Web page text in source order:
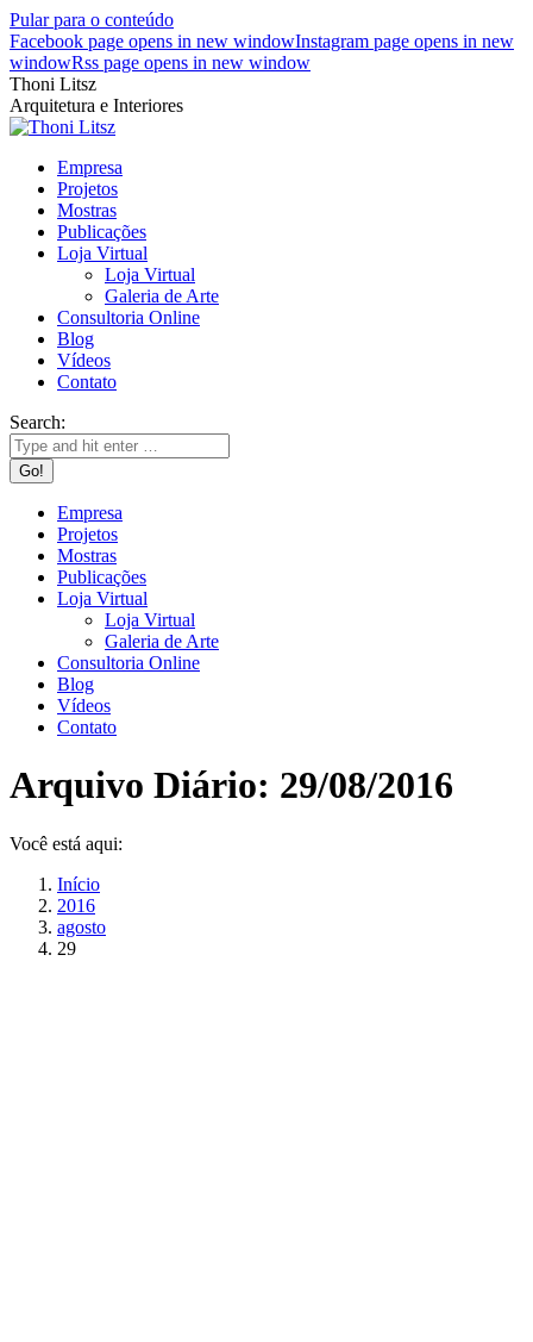
Pular para o conteúdo
Facebook page opens in new windowInstagram page opens in new
windowRss page opens in new window
Thoni Litsz
Arquitetura e Interiores
Empresa
Projetos
Mostras
Publicações
Loja Virtual
Loja Virtual
Galeria de Arte
Consultoria Online
Blog
Vídeos
Contato
Search:
Empresa
Projetos
Mostras
Publicações
Loja Virtual
Loja Virtual
Galeria de Arte
Consultoria Online
Blog
Vídeos
Contato
Arquivo Diário: 29/08/2016
Você está aqui:
Início
2016
agosto
29